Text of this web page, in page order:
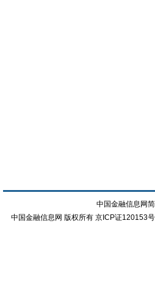
中国金融信息网
中国金融信息网 版权所有 京ICP证120153号